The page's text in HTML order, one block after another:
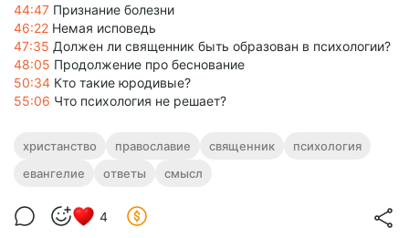
44:47 Признание болезни
46:22 Немая исповедь
47:35 Должен ли священник быть образован в психологии?
48:05 Продолжение про беснование
50:34 Кто такие юродивые?
55:06 Что психология не решает?
христанство православие священник
психология
евангелие
ответы смысл
4